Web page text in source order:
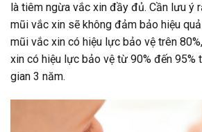
là tiêm ngừa vắc xin đầy đủ. Cần lưu ý
mũi vắc xin sẽ không đảm bảo hiệu
mũi vắc xin có hiệu lực bảo vệ trên
xin có hiệu lực bảo vệ từ 90% đến 95%
gian 3 năm.